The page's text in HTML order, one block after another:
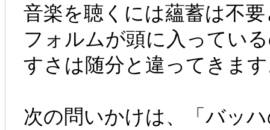
音楽を聴くには蘊蓄は不
フォルムが頭に入ってい
すさは随分と違ってきま
次の問いかけは、「バッ